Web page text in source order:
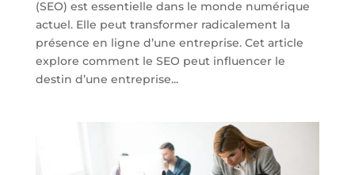
(SEO) est essentielle dans le monde numérique
actuel. Elle peut transformer radicalement la
présence en ligne d’une entreprise. Cet article
explore comment le SEO peut influencer le
destin d’une entreprise...